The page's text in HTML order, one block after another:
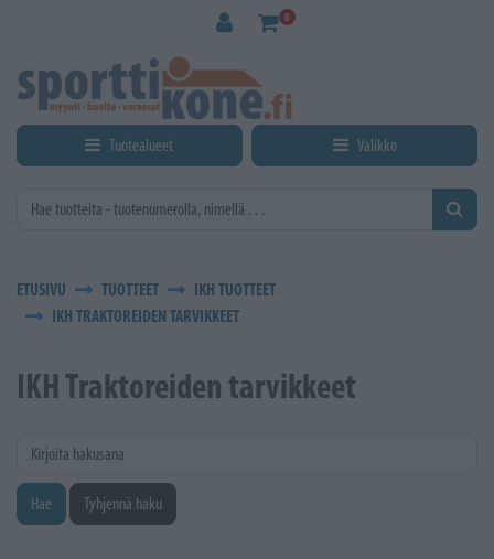
0
Tuotealueet Valikko
ETUSIVU TUOTTEET
IKH TUOTTEET
IKH TRAKTOREIDEN TARVIKKEET
IKH Traktoreiden tarvikkeet
Kirjoita hakusana
Hae Tyhjennä haku